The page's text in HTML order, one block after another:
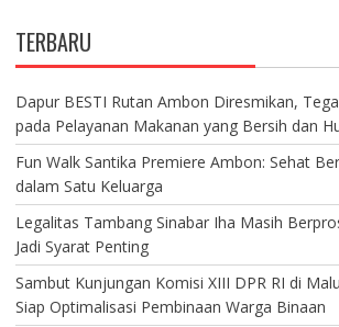
TERBARU
Dapur BESTI Rutan Ambon Diresmikan,
pada Pelayanan Makanan yang Bersih dan
Fun Walk Santika Premiere Ambon: Sehat
dalam Satu Keluarga
Legalitas Tambang Sinabar Iha Masih
Jadi Syarat Penting
Sambut Kunjungan Komisi XIII DPR RI di
Siap Optimalisasi Pembinaan Warga Binaan